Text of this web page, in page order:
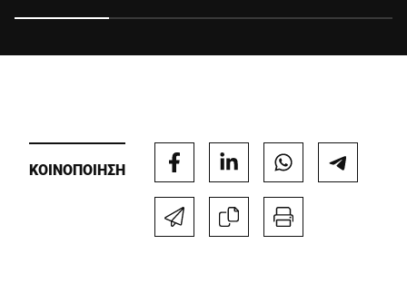
Anti-Robot Verification
Υποβολή
ΚΟΙΝΟΠΟΙΗΣΗ